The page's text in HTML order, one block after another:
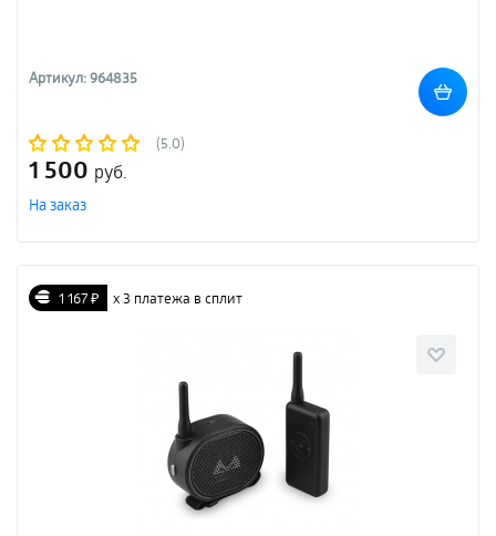
Артикул: 964835
(5.0)
1 500 руб.
На заказ
1 167 ₽ х 3 платежа в сплит